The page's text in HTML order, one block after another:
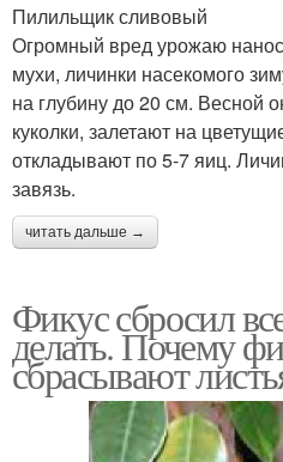
Пилильщик сливовый
Огромный вред урожаю
мухи, личинки насекомого
на глубину до 20 см. Весной
куколки, залетают на
откладывают по 5-7 яиц.
завязь.
читать дальше →
Фикус сбросил
делать. Почему
сбрасывают